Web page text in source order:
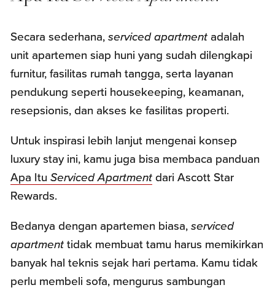
Secara sederhana,serviced apartment adalah
unit apartemen siap huni yang sudah dilengkapi
furnitur, fasilitas rumah tangga, serta layanan
pendukung seperti housekeeping, keamanan,
resepsionis, dan akses ke fasilitas properti.
Untuk inspirasi lebih lanjut mengenai konsep
luxury stay ini, kamu juga bisa membaca panduan
Apa ItuServiced Apartment dari Ascott Star
Rewards.
Bedanya dengan apartemen biasa,serviced
apartment tidak membuat tamu harus memikirkan
banyak hal teknis sejak hari pertama. Kamu tidak
perlu membeli sofa, mengurus sambungan